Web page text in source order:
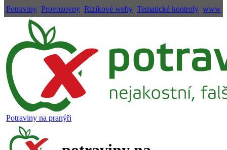
Potraviny Provozovny Rizikové weby Tematické kontroly www
Potraviny na pranýři